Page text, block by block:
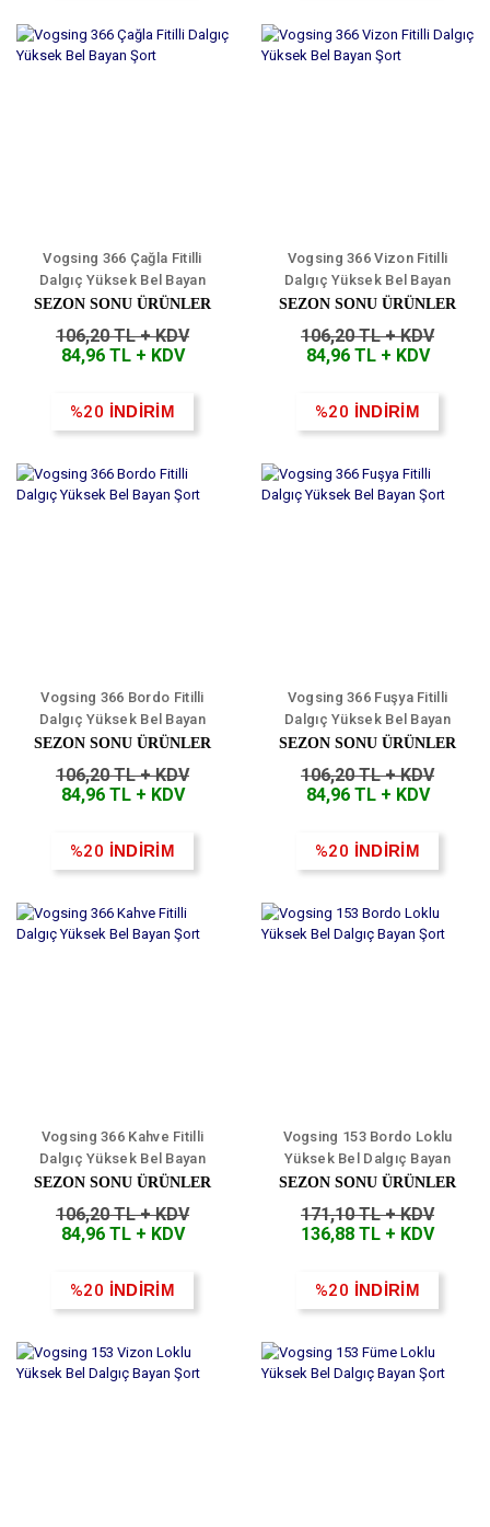
Vogsing 366 Çağla Fitilli
Dalgıç Yüksek Bel Bayan
Şort
SEZON SONU ÜRÜNLER
106,20 TL + KDV
84,96 TL + KDV
%20 İNDİRİM
Vogsing 366 Vizon Fitilli
Dalgıç Yüksek Bel Bayan
Şort
SEZON SONU ÜRÜNLER
106,20 TL + KDV
84,96 TL + KDV
%20 İNDİRİM
Vogsing 366 Bordo Fitilli
Dalgıç Yüksek Bel Bayan
Şort
SEZON SONU ÜRÜNLER
106,20 TL + KDV
84,96 TL + KDV
%20 İNDİRİM
Vogsing 366 Fuşya Fitilli
Dalgıç Yüksek Bel Bayan
Şort
SEZON SONU ÜRÜNLER
106,20 TL + KDV
84,96 TL + KDV
%20 İNDİRİM
Vogsing 366 Kahve Fitilli
Dalgıç Yüksek Bel Bayan
Şort
SEZON SONU ÜRÜNLER
106,20 TL + KDV
84,96 TL + KDV
%20 İNDİRİM
Vogsing 153 Bordo Loklu
Yüksek Bel Dalgıç Bayan
Şort
SEZON SONU ÜRÜNLER
171,10 TL + KDV
136,88 TL + KDV
%20 İNDİRİM